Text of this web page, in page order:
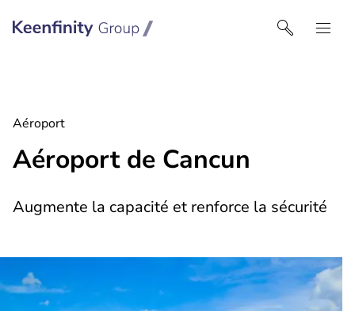
Keenfinity Group I France
Aéroport
Aéroport de Cancun
Augmente la capacité et renforce la sécurité